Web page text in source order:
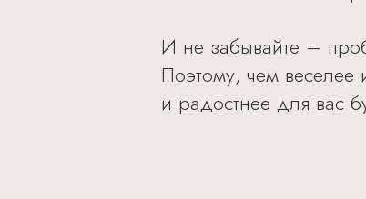
И не забывайте –
Поэтому, чем веселее
и радостнее для вас